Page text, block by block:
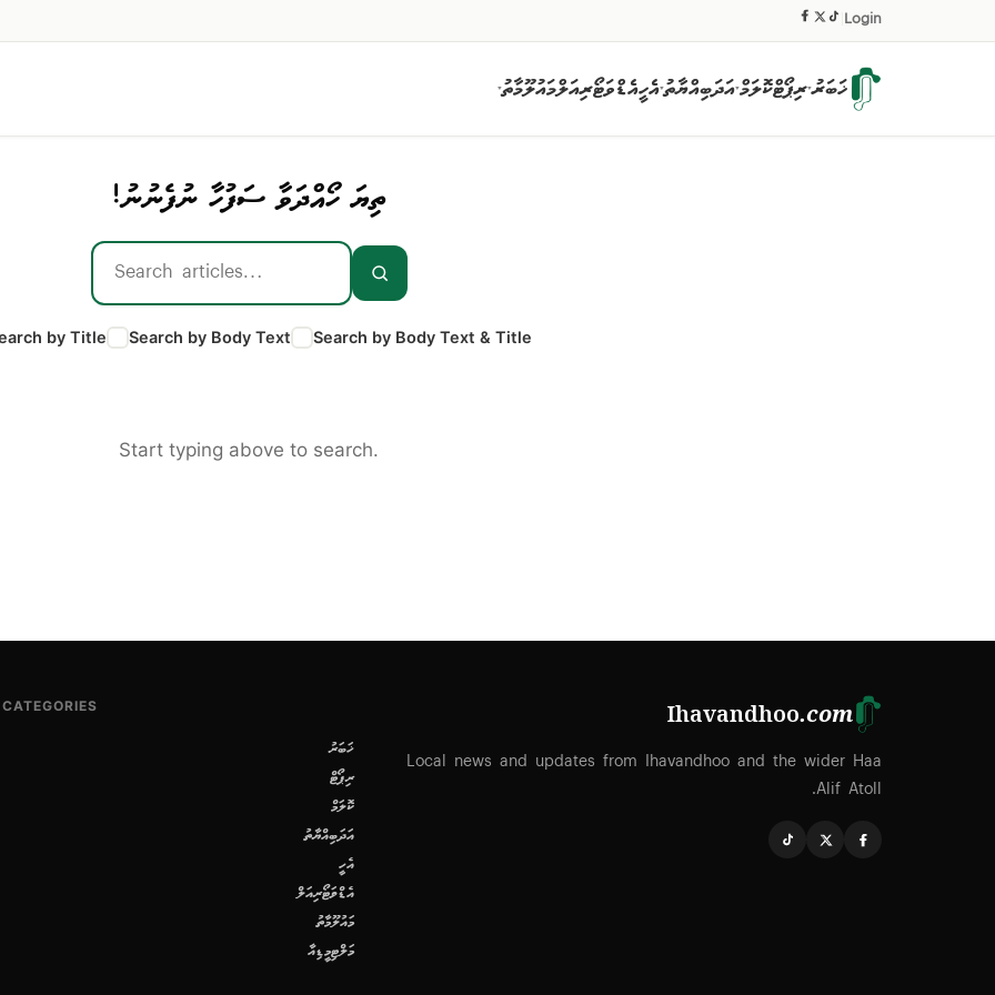
Login
ޚަބަރު▾ރިޕޯޓްކޮލަމް▾އަދަބިއްޔާތު▾އެހީއެޑްވަޓޯރިއަލްމައުލޫމާތު▾
ތިޔަ ހޯއްދަވާ ސަފުހާ ނުފެނުނު!
by Title Search by Body Text Search by Body Text & Title
Start typing above to search.
Ihavandhoo.com
Local news and updates from Ihavandhoo and the wider Haa
Alif Atoll.
CATEGORIES
ޚަބަރު
ރިޕޯޓް
ކޮލަމް
އަދަބިއްޔާތު
އެހީ
އެޑްވަޓޯރިއަލް
މައުލޫމާތު
މަލްޓިމީޑިއާ